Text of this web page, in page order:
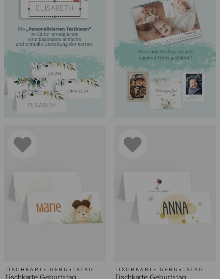
TISCHKARTE GEBURTSTAG
Tischkarte Geburtstag
TISCHKARTE GEBURTSTAG
Tischkarte Geburtstag